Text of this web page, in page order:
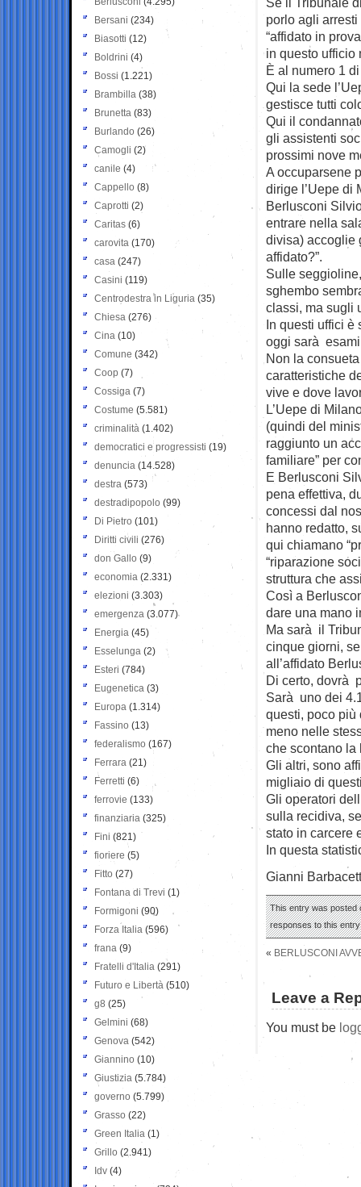
porlo agli
“affidato in
in questo ufficio
È al numero 1
Qui la sede
gestisce tutti
Qui il
gli assistenti
prossimi nove
A occuparsene
dirige l’Uepe di
Berlusconi
entrare nella
divisa) accoglie
affidato?”.
Sulle
sghembo
classi, ma sugli
In questi uffici è
oggi sarà
Non la
caratteristiche
vive e dove
L’Uepe di
(quindi del
raggiunto un
familiare” per
E Berlusconi
pena effettiva,
concessi dal
hanno redatto,
qui chiamano
“riparazione
struttura che
Così a
dare una mano
Ma sarà il
cinque giorni,
all’affidato
Di certo, dovrà
Sarà uno dei
questi, poco più
meno nelle
che scontano la
Gli altri, sono
migliaio di
Gli operatori
sulla recidiva,
stato in carcere
In questa
Gianni
This entry was posted
responses to this
« BERLUSCONI
Leave a
You must be
Bersani (234)
Biasotti (12)
Boldrini (4)
Bossi (1.221)
Brambilla (38)
Brunetta (83)
Burlando (26)
Camogli (2)
canile (4)
Cappello (8)
Caprotti (2)
Caritas (6)
carovita (170)
casa (247)
Casini (119)
Centrodestra in Liguria (35)
Chiesa (276)
Cina (10)
Comune (342)
Coop (7)
Cossiga (7)
Costume (5.581)
criminalità (1.402)
democratici e progressisti (19)
denuncia (14.528)
destra (573)
destradipopolo (99)
Di Pietro (101)
Diritti civili (276)
don Gallo (9)
economia (2.331)
elezioni (3.303)
emergenza (3.077)
Energia (45)
Esselunga (2)
Esteri (784)
Eugenetica (3)
Europa (1.314)
Fassino (13)
federalismo (167)
Ferrara (21)
Ferretti (6)
ferrovie (133)
finanziaria (325)
Fini (821)
fioriere (5)
Fitto (27)
Fontana di Trevi (1)
Formigoni (90)
Forza Italia (596)
frana (9)
Fratelli d'Italia (291)
Futuro e Libertà (510)
g8 (25)
Gelmini (68)
Genova (542)
Giannino (10)
Giustizia (5.784)
governo (5.799)
Grasso (22)
Green Italia (1)
Grillo (2.941)
Idv (4)